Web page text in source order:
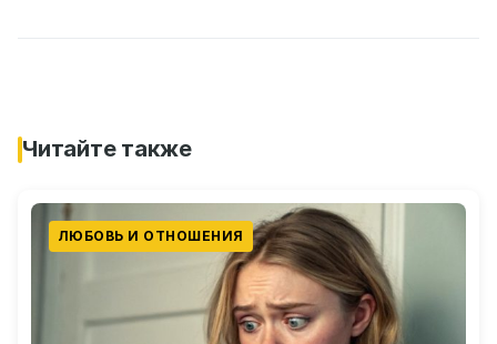
Читайте также
ЛЮБОВЬ И ОТНОШЕНИЯ